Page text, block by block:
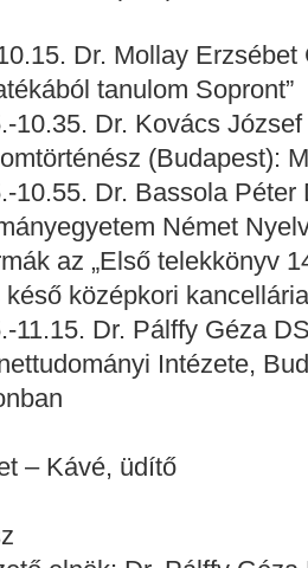
Dr. Mollay
tanulom Sopront”
10.35. Dr. Kovács
(Budapest):
10.55. Dr. Bassola
Német
az „Első telekkönyv
késő középkori
11.15. Dr. Pálffy Géza
Intézete,
– Kávé, üdítő